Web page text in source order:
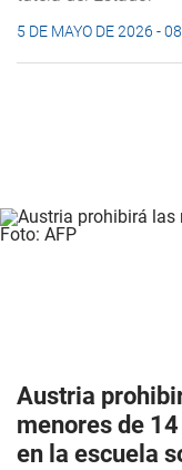
5 DE MAYO DE 2026 -
Austria
menores de
en la escuela